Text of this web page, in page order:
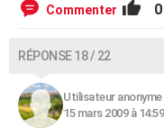
Commenter 0
RÉPONSE 18 / 22
Utilisateur anonyme
15 mars 2009 à 14:59